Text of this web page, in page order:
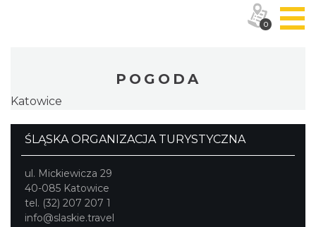
POGODA
Katowice
ŚLĄSKA ORGANIZACJA TURYSTYCZNA
ul. Mickiewicza 29
40-085 Katowice
tel. (32) 207 207 1
info@slaskie.travel
0